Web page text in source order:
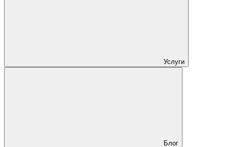
Услуги
Блог